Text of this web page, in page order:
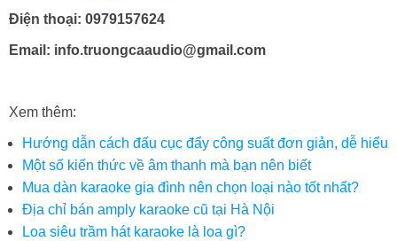
Điện thoại: 0979157624
Email: info.truongcaaudio@gmail.com
Xem thêm:
Hướng dẫn cách đấu cục đẩy công suất đơn giản, dễ hiểu
Một số kiến thức về âm thanh mà bạn nên biết
Mua dàn karaoke gia đình nên chọn loại nào tốt nhất?
Địa chỉ bán amply karaoke cũ tại Hà Nội
Loa siêu trầm hát karaoke là loa gì?